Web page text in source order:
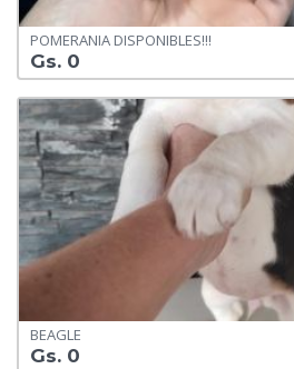
POMERANIA DISPONIBLES!!!
Gs. 0
BEAGLE
Gs. 0